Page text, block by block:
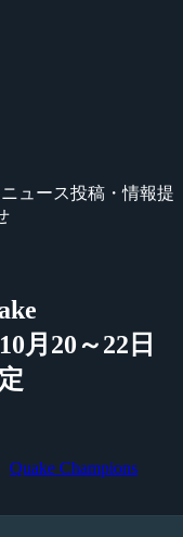
ニュース投稿・情報提
月20～22日
Quake Champions